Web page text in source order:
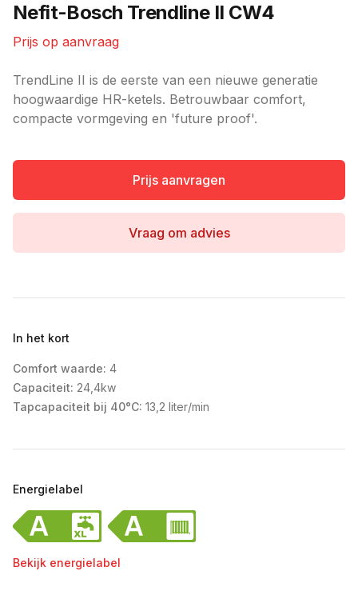
Nefit-Bosch Trendline II CW4
Prijs op aanvraag
TrendLine II is de eerste van een nieuwe generatie
hoogwaardige HR-ketels. Betrouwbaar comfort,
compacte vormgeving en 'future proof'.
Prijs aanvragen
Vraag om advies
In het kort
Comfort waarde: 4
Capaciteit: 24,4kw
Tapcapaciteit bij 40°C: 13,2 liter/min
Energielabel
Bekijk energielabel